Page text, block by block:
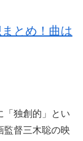
とめ！曲は
「独創的」とい
監督三木聡の映